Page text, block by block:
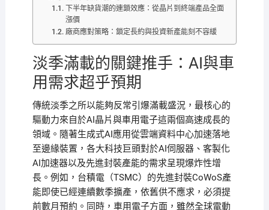
下半年缺貨潮的連鎖效應：從晶片到終端產品全面
漲價
廠商應對策略：鎖定長約與投資新產能刻不容緩
淡季滿載的關鍵推手：AI與車
用需求超乎預期
傳統淡季之所以能夠反常引爆滿載盛況，最核心的
驅動力來自於AI晶片與車用電子這兩個高速成長的
領域。隨著生成式AI應用從雲端資料中心加速落地
至邊緣裝置，各大科技巨頭對於AI伺服器、客製化
AI加速器以及先進封裝產能的需求呈現爆炸性增
長。例如，台積電（TSMC）的先進封裝CoWoS產
能即使已經連續數季擴產，依舊供不應求，必須提
前數月預約。同時，車用電子方面，雖然全球電動